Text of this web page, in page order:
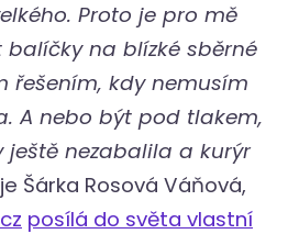
Proto je pro mě
na blízké sběrné
řešením, kdy nemusím
A nebo být pod tlakem,
ještě nezabalila a kurýr
Šárka Rosová Váňová,
posílá do světa vlastní